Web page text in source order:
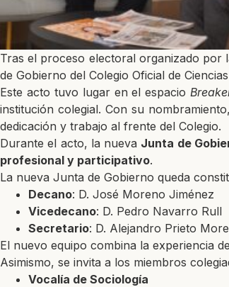
Tras el proceso electoral organizado por
de Gobierno del Colegio Oficial de
Este acto tuvo lugar en el espacio
institución colegial. Con su
dedicación y trabajo al frente del Colegio.
Durante el acto, la nueva Junta de
profesional y participativo.
La nueva Junta de Gobierno queda
Decano: D. José Moreno Jiménez
Vicedecano: D. Pedro Navarro Rull
Secretario: D. Alejandro Prieto
El nuevo equipo combina la experiencia
Asimismo, se invita a los miembros
Vocalía de Sociología